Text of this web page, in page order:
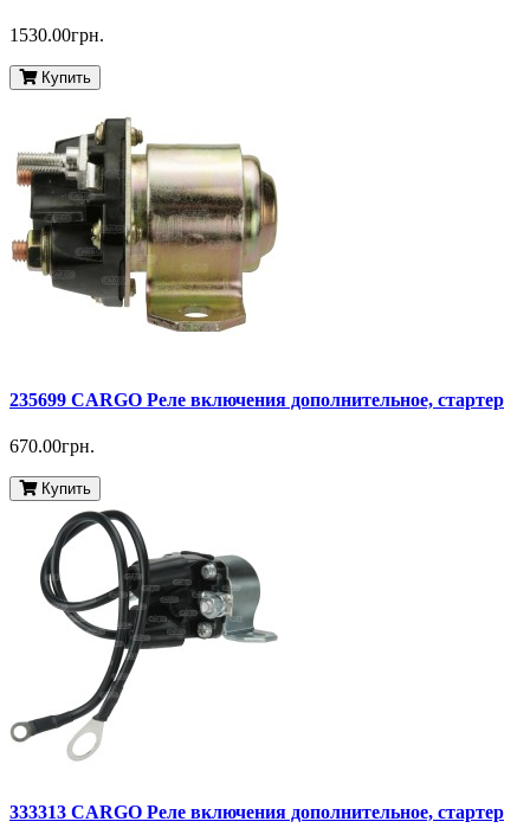
1530.00грн.
Купить
235699 CARGO Реле включения дополнительное, стартер
670.00грн.
Купить
333313 CARGO Реле включения дополнительное, стартер